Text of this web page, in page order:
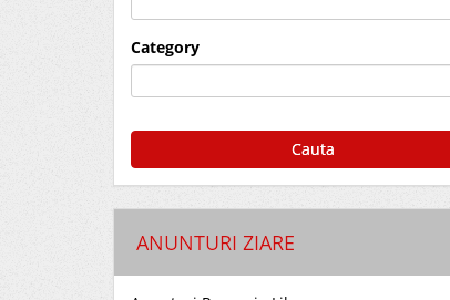
Category
Cauta
ANUNTURI ZIARE